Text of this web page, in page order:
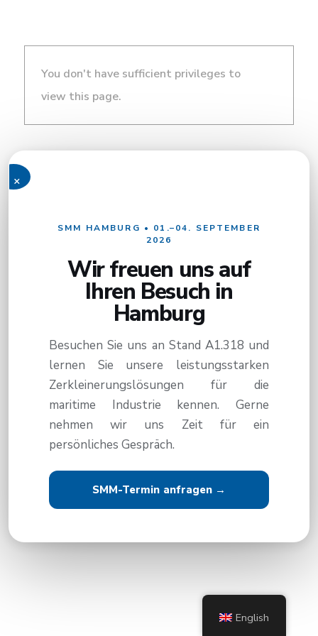
You don't have sufficient privileges to
view this page.
×
SMM HAMBURG • 01.–04. SEPTEMBER
2026
Wir freuen uns auf
Ihren Besuch in
Hamburg
Besuchen Sie uns an Stand A1.318 und
lernen Sie unsere leistungsstarken
Zerkleinerungslösungen für die
maritime Industrie kennen. Gerne
nehmen wir uns Zeit für ein
persönliches Gespräch.
SMM-Termin anfragen →
English